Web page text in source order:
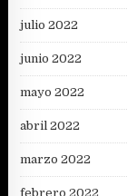
julio 2022
junio 2022
mayo 2022
abril 2022
marzo 2022
febrero 2022